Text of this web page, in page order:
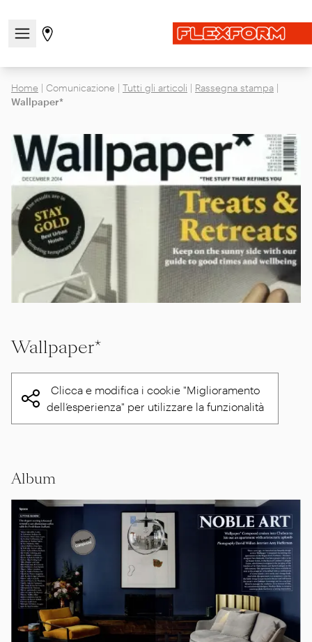
Apri/chiudi il menu di navigazione
Vai alla pagina degli stores
Home | Comunicazione | Tutti gli articoli | Rassegna stampa |
Wallpaper*
Wallpaper*
Clicca e modifica i cookie "Miglioramento
dell’esperienza" per utilizzare la funzionalità
Album